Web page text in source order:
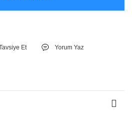
Et Yorum Yaz